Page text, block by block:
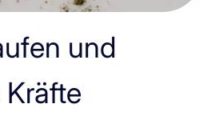
und